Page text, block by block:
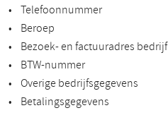
• Telefoonnummer
• Beroep
• Bezoek- en factuuradres bedrijf
• BTW-nummer
• Overige bedrijfsgegevens
• Betalingsgegevens